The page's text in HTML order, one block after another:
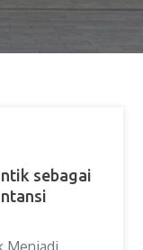
sebagai
Menjadi